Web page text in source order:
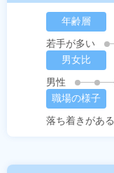
年齢層
若手が多い
男女比
男性
職場の様子
落ち着きがある